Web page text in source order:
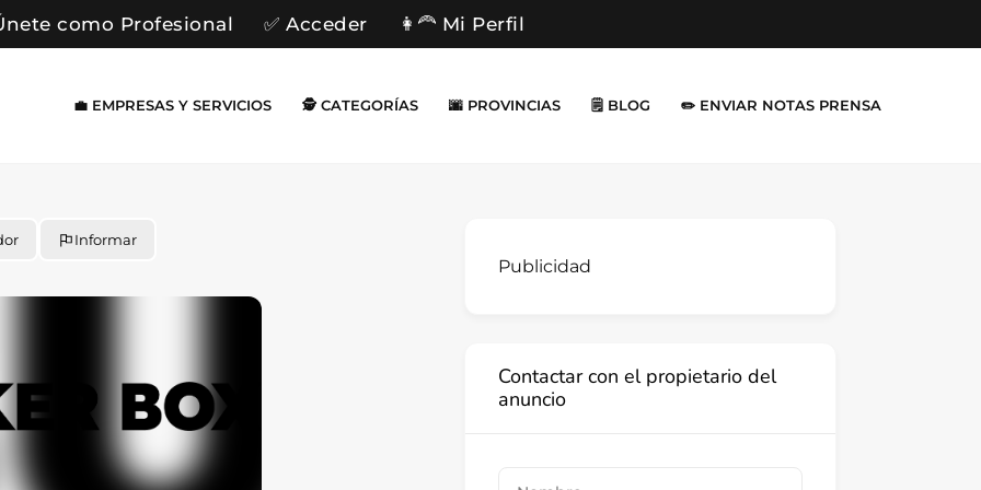
como Profesional ✅ Acceder 👩‍🦰 Mi Perfil
💼 EMPRESAS Y SERVICIOS 🕵️ CATEGORÍAS 🌆 PROVINCIAS 🗒️ BLOG ✏️ ENVIAR NOTAS PRENSA
Informar
Publicidad
Contactar con el propietario del
anuncio